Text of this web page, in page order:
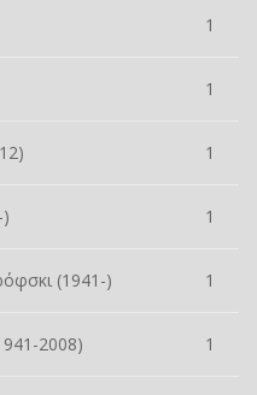
1
1
1
1
(1941-) 1
2008) 1